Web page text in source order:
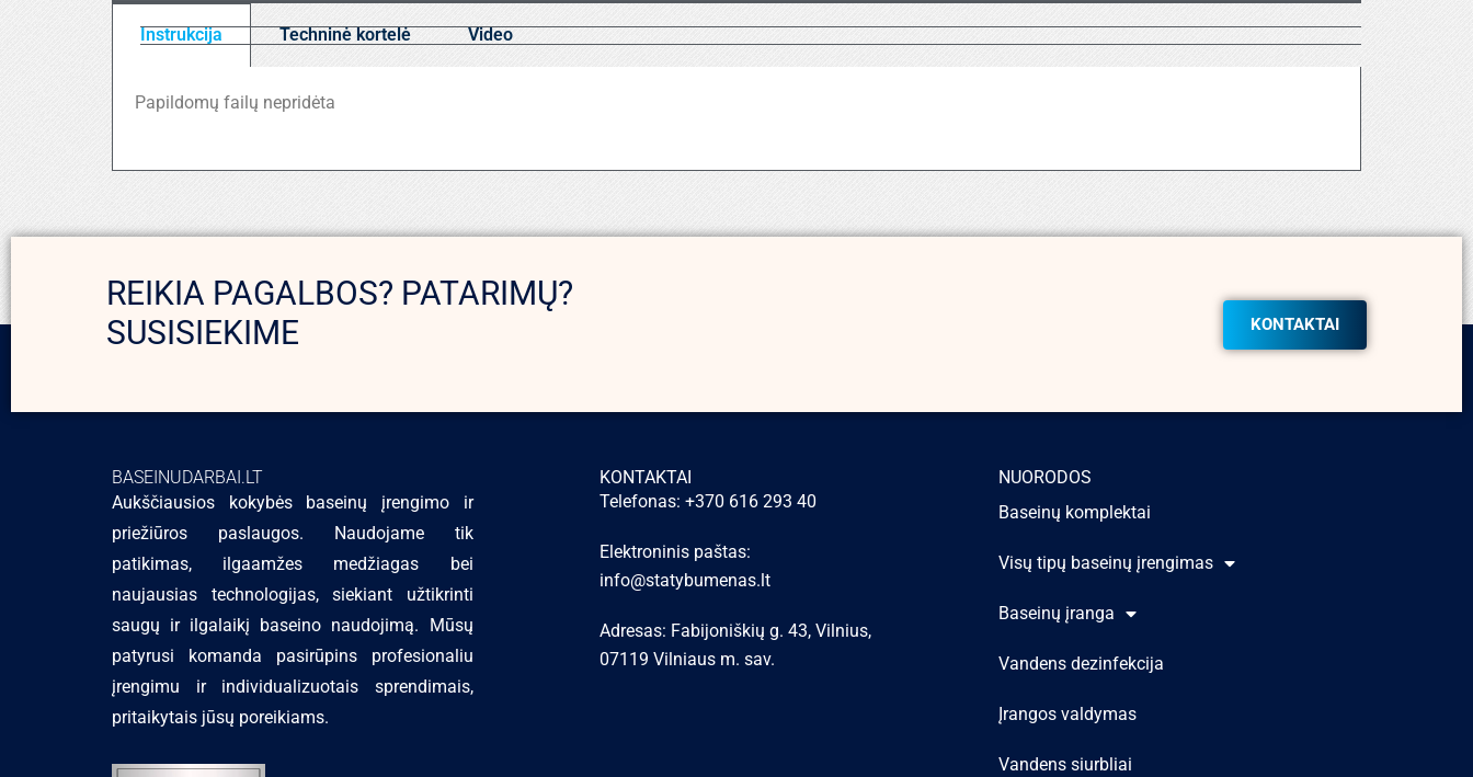
Instrukcija Techninė kortelė Video
Papildomų failų nepridėta
REIKIA PAGALBOS? PATARIMŲ?
SUSISIEKIME
KONTAKTAI
BASEINUDARBAI.LT
Aukščiausios kokybės baseinų įrengimo ir
priežiūros paslaugos. Naudojame tik
patikimas, ilgaamžes medžiagas bei
naujausias technologijas, siekiant užtikrinti
saugų ir ilgalaikį baseino naudojimą. Mūsų
patyrusi komanda pasirūpins profesionaliu
įrengimu ir individualizuotais sprendimais,
pritaikytais jūsų poreikiams.
KONTAKTAI
Telefonas: +370 616 293 40
Elektroninis paštas:
info@statybumenas.lt
Adresas: Fabijoniškių g. 43, Vilnius,
07119 Vilniaus m. sav.
NUORODOS
Baseinų komplektai
Visų tipų baseinų įrengimas
Baseinų įranga
Vandens dezinfekcija
Įrangos valdymas
Vandens siurbliai